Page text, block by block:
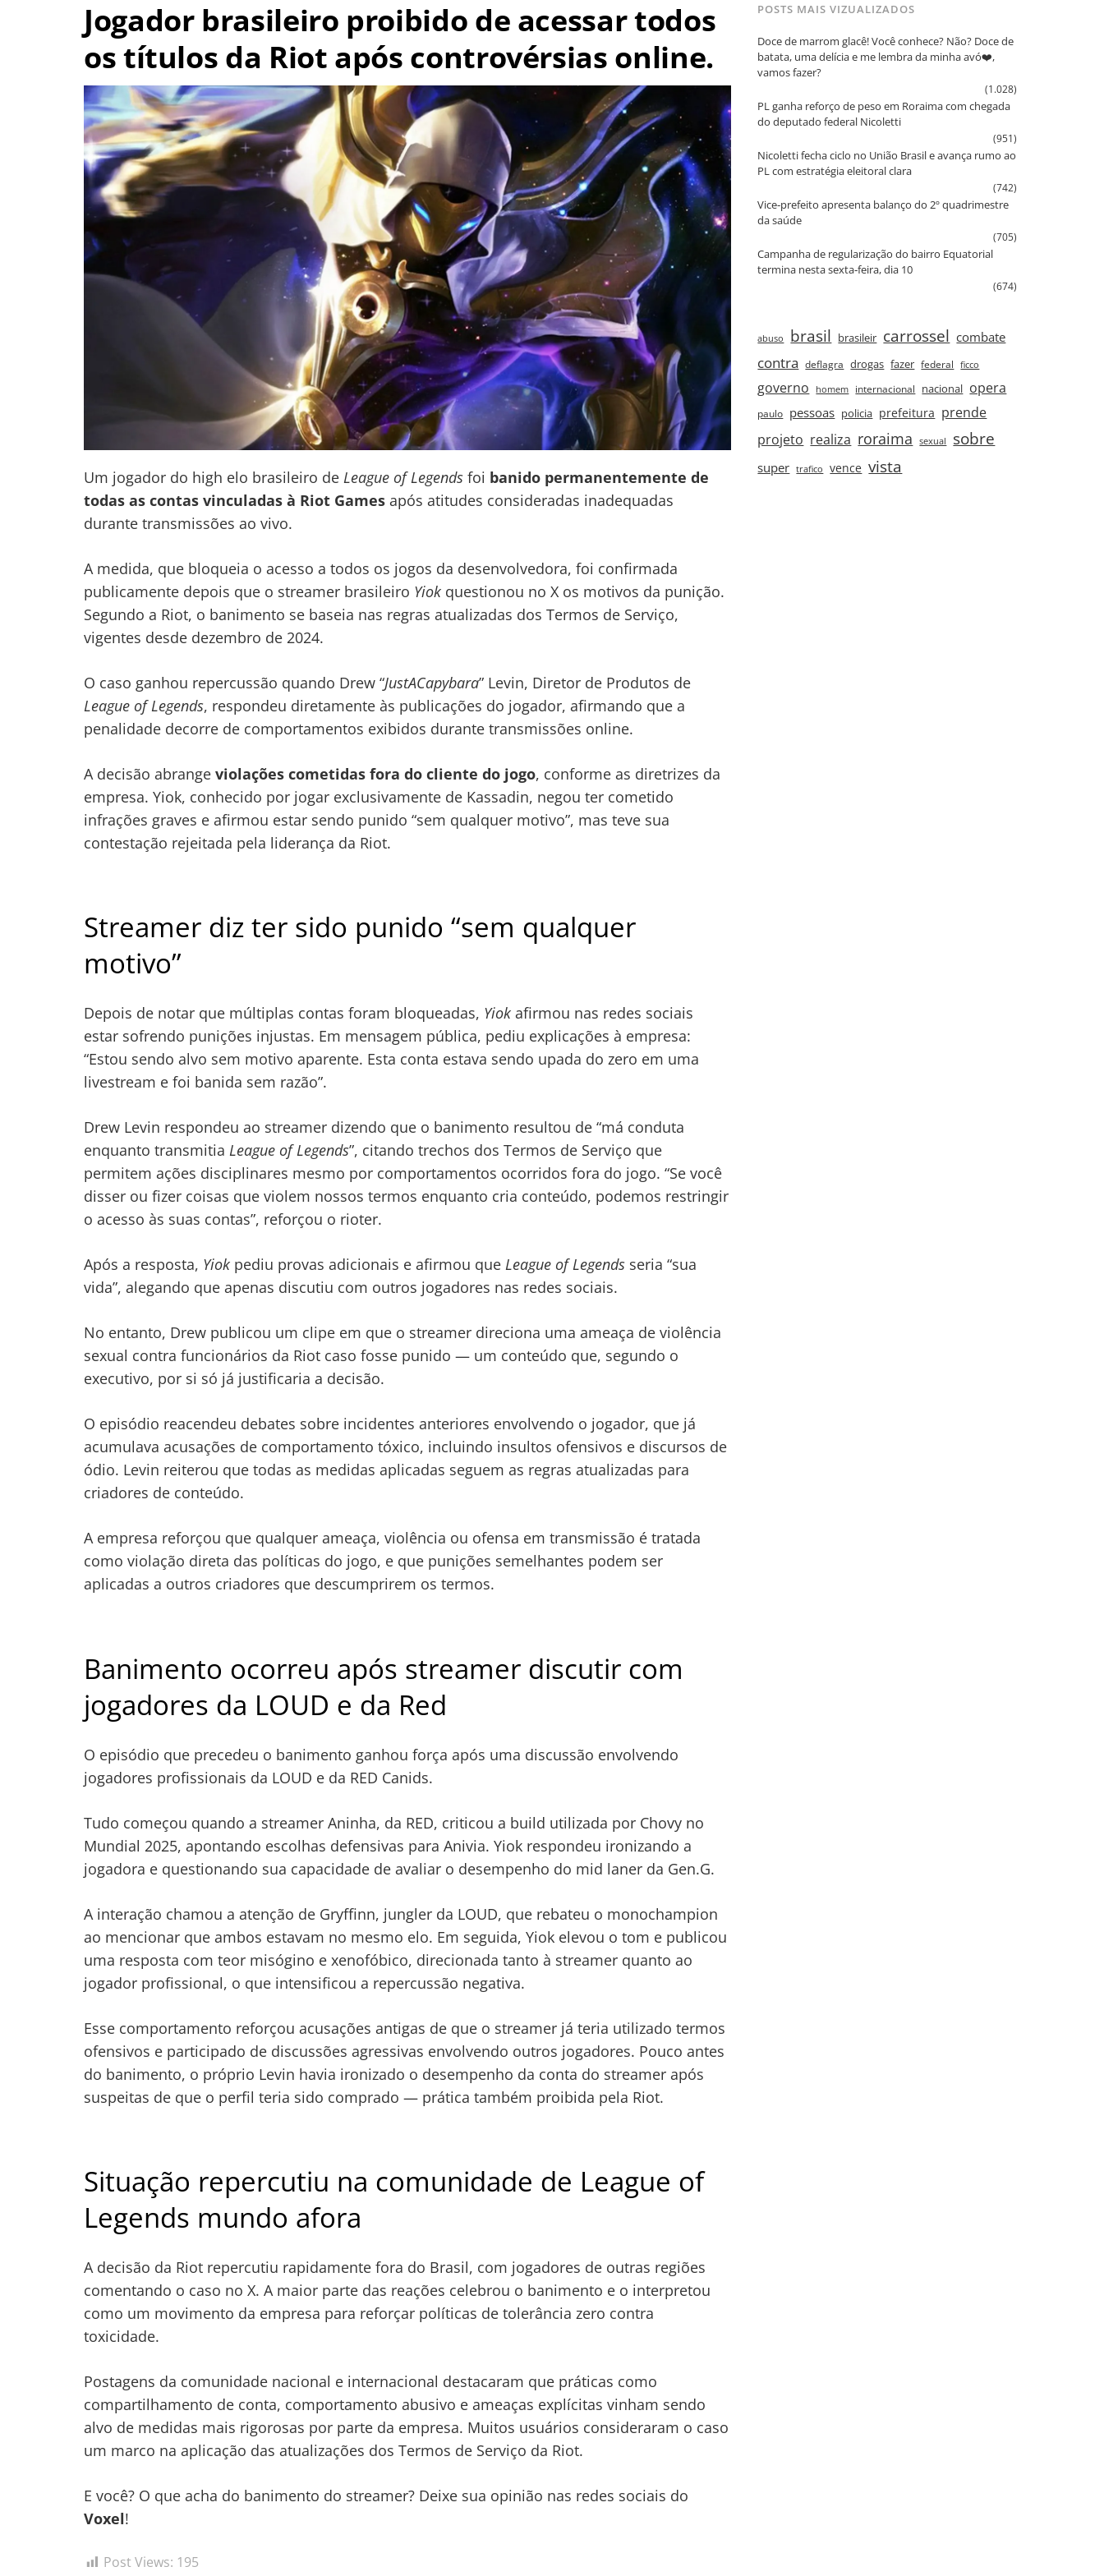
Jogador brasileiro proibido de acessar todos
os títulos da Riot após controvérsias online.
Um jogador do high elo brasileiro de League of Legends foi banido permanentemente de
todas as contas vinculadas à Riot Games após atitudes consideradas inadequadas
durante transmissões ao vivo.
A medida, que bloqueia o acesso a todos os jogos da desenvolvedora, foi confirmada
publicamente depois que o streamer brasileiro Yiok questionou no X os motivos da punição.
Segundo a Riot, o banimento se baseia nas regras atualizadas dos Termos de Serviço,
vigentes desde dezembro de 2024.
O caso ganhou repercussão quando Drew “JustACapybara” Levin, Diretor de Produtos de
League of Legends, respondeu diretamente às publicações do jogador, afirmando que a
penalidade decorre de comportamentos exibidos durante transmissões online.
A decisão abrange violações cometidas fora do cliente do jogo, conforme as diretrizes da
empresa. Yiok, conhecido por jogar exclusivamente de Kassadin, negou ter cometido
infrações graves e afirmou estar sendo punido “sem qualquer motivo”, mas teve sua
contestação rejeitada pela liderança da Riot.
Streamer diz ter sido punido “sem qualquer
motivo”
Depois de notar que múltiplas contas foram bloqueadas, Yiok afirmou nas redes sociais
estar sofrendo punições injustas. Em mensagem pública, pediu explicações à empresa:
“Estou sendo alvo sem motivo aparente. Esta conta estava sendo upada do zero em uma
livestream e foi banida sem razão”.
Drew Levin respondeu ao streamer dizendo que o banimento resultou de “má conduta
enquanto transmitia League of Legends”, citando trechos dos Termos de Serviço que
permitem ações disciplinares mesmo por comportamentos ocorridos fora do jogo. “Se você
disser ou fizer coisas que violem nossos termos enquanto cria conteúdo, podemos restringir
o acesso às suas contas”, reforçou o rioter.
Após a resposta, Yiok pediu provas adicionais e afirmou que League of Legends seria “sua
vida”, alegando que apenas discutiu com outros jogadores nas redes sociais.
No entanto, Drew publicou um clipe em que o streamer direciona uma ameaça de violência
sexual contra funcionários da Riot caso fosse punido — um conteúdo que, segundo o
executivo, por si só já justificaria a decisão.
O episódio reacendeu debates sobre incidentes anteriores envolvendo o jogador, que já
acumulava acusações de comportamento tóxico, incluindo insultos ofensivos e discursos de
ódio. Levin reiterou que todas as medidas aplicadas seguem as regras atualizadas para
criadores de conteúdo.
A empresa reforçou que qualquer ameaça, violência ou ofensa em transmissão é tratada
como violação direta das políticas do jogo, e que punições semelhantes podem ser
aplicadas a outros criadores que descumprirem os termos.
Banimento ocorreu após streamer discutir com
jogadores da LOUD e da Red
O episódio que precedeu o banimento ganhou força após uma discussão envolvendo
jogadores profissionais da LOUD e da RED Canids.
Tudo começou quando a streamer Aninha, da RED, criticou a build utilizada por Chovy no
Mundial 2025, apontando escolhas defensivas para Anivia. Yiok respondeu ironizando a
jogadora e questionando sua capacidade de avaliar o desempenho do mid laner da Gen.G.
A interação chamou a atenção de Gryffinn, jungler da LOUD, que rebateu o monochampion
ao mencionar que ambos estavam no mesmo elo. Em seguida, Yiok elevou o tom e publicou
uma resposta com teor misógino e xenofóbico, direcionada tanto à streamer quanto ao
jogador profissional, o que intensificou a repercussão negativa.
Esse comportamento reforçou acusações antigas de que o streamer já teria utilizado termos
ofensivos e participado de discussões agressivas envolvendo outros jogadores. Pouco antes
do banimento, o próprio Levin havia ironizado o desempenho da conta do streamer após
suspeitas de que o perfil teria sido comprado — prática também proibida pela Riot.
Situação repercutiu na comunidade de League of
Legends mundo afora
A decisão da Riot repercutiu rapidamente fora do Brasil, com jogadores de outras regiões
comentando o caso no X. A maior parte das reações celebrou o banimento e o interpretou
como um movimento da empresa para reforçar políticas de tolerância zero contra
toxicidade.
Postagens da comunidade nacional e internacional destacaram que práticas como
compartilhamento de conta, comportamento abusivo e ameaças explícitas vinham sendo
alvo de medidas mais rigorosas por parte da empresa. Muitos usuários consideraram o caso
um marco na aplicação das atualizações dos Termos de Serviço da Riot.
E você? O que acha do banimento do streamer? Deixe sua opinião nas redes sociais do
Voxel!
Post Views: 195
Navegação
POSTS MAIS VIZUALIZADOS
Doce de marrom glacê! Você conhece? Não? Doce de
batata, uma delícia e me lembra da minha avó❤️,
vamos fazer?
(1.028)
PL ganha reforço de peso em Roraima com chegada
do deputado federal Nicoletti
(951)
Nicoletti fecha ciclo no União Brasil e avança rumo ao
PL com estratégia eleitoral clara
(742)
Vice‑prefeito apresenta balanço do 2º quadrimestre
da saúde
(705)
Campanha de regularização do bairro Equatorial
termina nesta sexta‑feira, dia 10
(674)
abuso brasil brasileir carrossel combate
contra deflagra drogas fazer federal ficco
governo homem internacional nacional opera
paulo pessoas policia prefeitura prende
projeto realiza roraima sexual sobre
super trafico vence vista